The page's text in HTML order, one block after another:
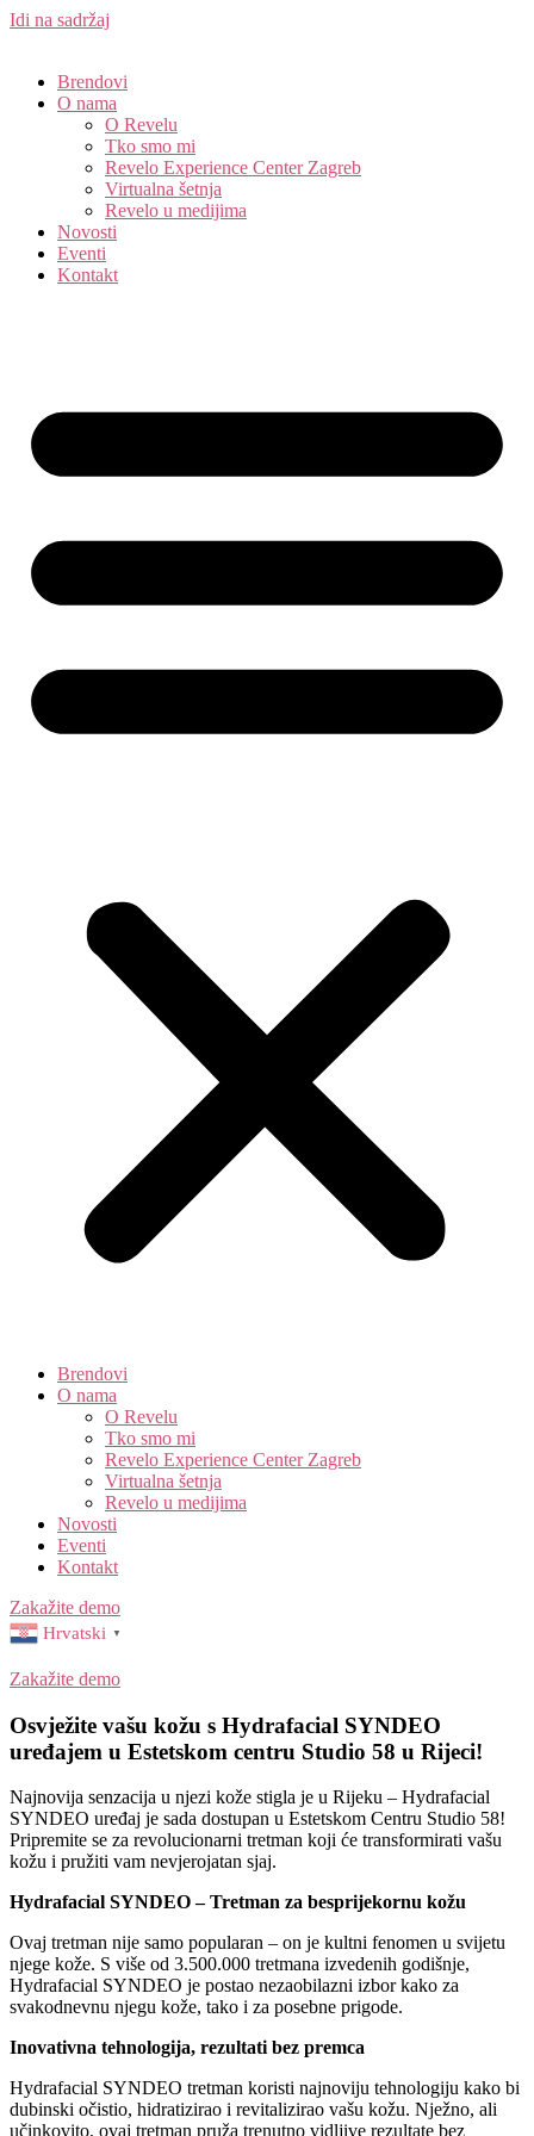
Idi na sadržaj
Brendovi
O nama
O Revelu
Tko smo mi
Revelo Experience Center Zagreb
Virtualna šetnja
Revelo u medijima
Novosti
Eventi
Kontakt
Brendovi
O nama
O Revelu
Tko smo mi
Revelo Experience Center Zagreb
Virtualna šetnja
Revelo u medijima
Novosti
Eventi
Kontakt
Zakažite demo
Hrvatski ▼
Zakažite demo
Osvježite vašu kožu s Hydrafacial SYNDEO
uređajem u Estetskom centru Studio 58 u Rijeci!
Najnovija senzacija u njezi kože stigla je u Rijeku – Hydrafacial
SYNDEO uređaj je sada dostupan u Estetskom Centru Studio 58!
Pripremite se za revolucionarni tretman koji će transformirati vašu
kožu i pružiti vam nevjerojatan sjaj.
Hydrafacial SYNDEO – Tretman za besprijekornu kožu
Ovaj tretman nije samo popularan – on je kultni fenomen u svijetu
njege kože. S više od 3.500.000 tretmana izvedenih godišnje,
Hydrafacial SYNDEO je postao nezaobilazni izbor kako za
svakodnevnu njegu kože, tako i za posebne prigode.
Inovativna tehnologija, rezultati bez premca
Hydrafacial SYNDEO tretman koristi najnoviju tehnologiju kako bi
dubinski očistio, hidratizirao i revitalizirao vašu kožu. Nježno, ali
učinkovito, ovaj tretman pruža trenutno vidljive rezultate bez